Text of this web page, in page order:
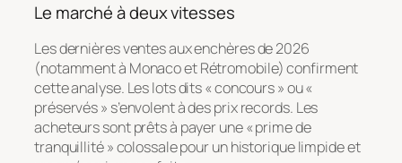
Le marché à deux vitesses
Les dernières ventes aux enchères de 2026
(notamment à Monaco et Rétromobile) confirment
cette analyse. Les lots dits « concours » ou «
préservés » s’envolent à des prix records. Les
acheteurs sont prêts à payer une « prime de
tranquillité » colossale pour un historique limpide et